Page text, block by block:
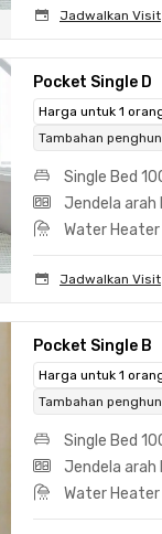
Jadwalkan Visit
Pocket Single D
Harga untuk 1
Tambahan
Single Bed
Jendela arah
Water Heater
Jadwalkan Visit
Pocket Single B
Harga untuk 1
Tambahan
Single Bed
Jendela arah
Water Heater